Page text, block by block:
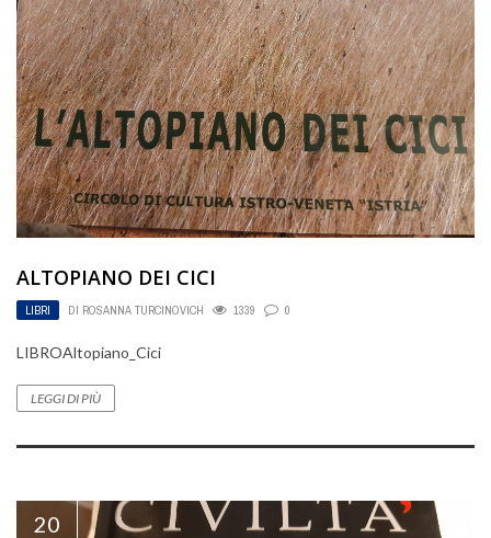
ALTOPIANO DEI CICI
LIBRI DI ROSANNA TURCINOVICH 1339 0
LIBROAltopiano_Cici
LEGGI DI PIÙ
20